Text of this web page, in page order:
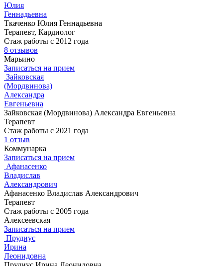
Юлия
Геннадьевна
Ткаченко Юлия Геннадьевна
Терапевт, Кардиолог
Стаж работы с 2012 года
8 отзывов
Марьино
Записаться на прием
Зайковская
(Мордвинова)
Александра
Евгеньевна
Зайковская (Мордвинова) Александра Евгеньевна
Терапевт
Стаж работы с 2021 года
1 отзыв
Коммунарка
Записаться на прием
Афанасенко
Владислав
Александрович
Афанасенко Владислав Александрович
Терапевт
Стаж работы с 2005 года
Алексеевская
Записаться на прием
Прудиус
Ирина
Леонидовна